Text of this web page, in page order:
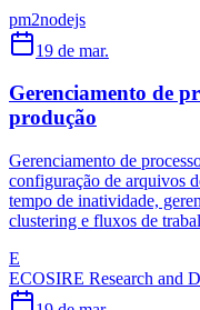
pm2nodejs
19 de mar.
Gerenciamento de
produção
Gerenciamento de
configuração de arquivos
tempo de inatividade,
clustering e fluxos de
E
ECOSIRE Research and